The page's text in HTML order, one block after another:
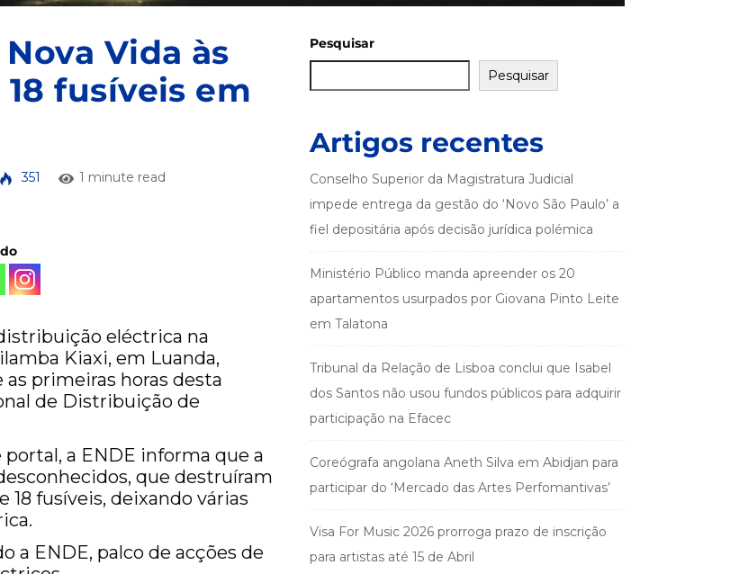
Vida às
fusíveis em
351 1 minute read
eléctrica na
Kiaxi, em Luanda,
as primeiras horas desta
de Distribuição de
a ENDE informa que a
que destruíram
fusíveis, deixando várias
a ENDE, palco de acções de
Pesquisar
Pesquisar
Artigos recentes
Conselho Superior da Magistratura Judicial
impede entrega da gestão do ‘Novo São Paulo’ a
fiel depositária após decisão jurídica polémica
Ministério Público manda apreender os 20
apartamentos usurpados por Giovana Pinto Leite
em Talatona
Tribunal da Relação de Lisboa conclui que Isabel
dos Santos não usou fundos públicos para adquirir
participação na Efacec
Coreógrafa angolana Aneth Silva em Abidjan para
participar do ‘Mercado das Artes Perfomantivas’
Visa For Music 2026 prorroga prazo de inscrição
para artistas até 15 de Abril